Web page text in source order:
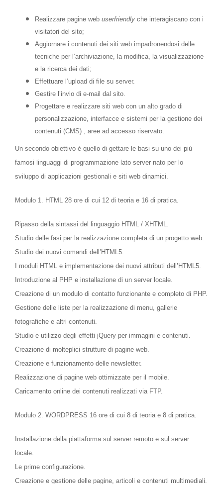
Realizzare pagine web userfriendly che interagiscano con i
visitatori del sito;
Aggiornare i contenuti dei siti web impadronendosi delle
tecniche per l’archiviazione, la modifica, la visualizzazione
e la ricerca dei dati;
Effettuare l’upload di file su server.
Gestire l’invio di e-mail dal sito.
Progettare e realizzare siti web con un alto grado di
personalizzazione, interfacce e sistemi per la gestione dei
contenuti (CMS) , aree ad accesso riservato.
Un secondo obiettivo è quello di gettare le basi su uno dei più
famosi linguaggi di programmazione lato server nato per lo
sviluppo di applicazioni gestionali e siti web dinamici.
Modulo 1. HTML 28 ore di cui 12 di teoria e 16 di pratica.
Ripasso della sintassi del linguaggio HTML / XHTML.
Studio delle fasi per la realizzazione completa di un progetto web.
Studio dei nuovi comandi dell’HTML5.
I moduli HTML e implementazione dei nuovi attributi dell’HTML5.
Introduzione al PHP e installazione di un server locale.
Creazione di un modulo di contatto funzionante e completo di PHP.
Gestione delle liste per la realizzazione di menu, gallerie
fotografiche e altri contenuti.
Studio e utilizzo degli effetti jQuery per immagini e contenuti.
Creazione di molteplici strutture di pagine web.
Creazione e funzionamento delle newsletter.
Realizzazione di pagine web ottimizzate per il mobile.
Caricamento online dei contenuti realizzati via FTP.
Modulo 2. WORDPRESS 16 ore di cui 8 di teoria e 8 di pratica.
Installazione della piattaforma sul server remoto e sul server
locale.
Le prime configurazione.
Creazione e gestione delle pagine, articoli e contenuti multimediali.